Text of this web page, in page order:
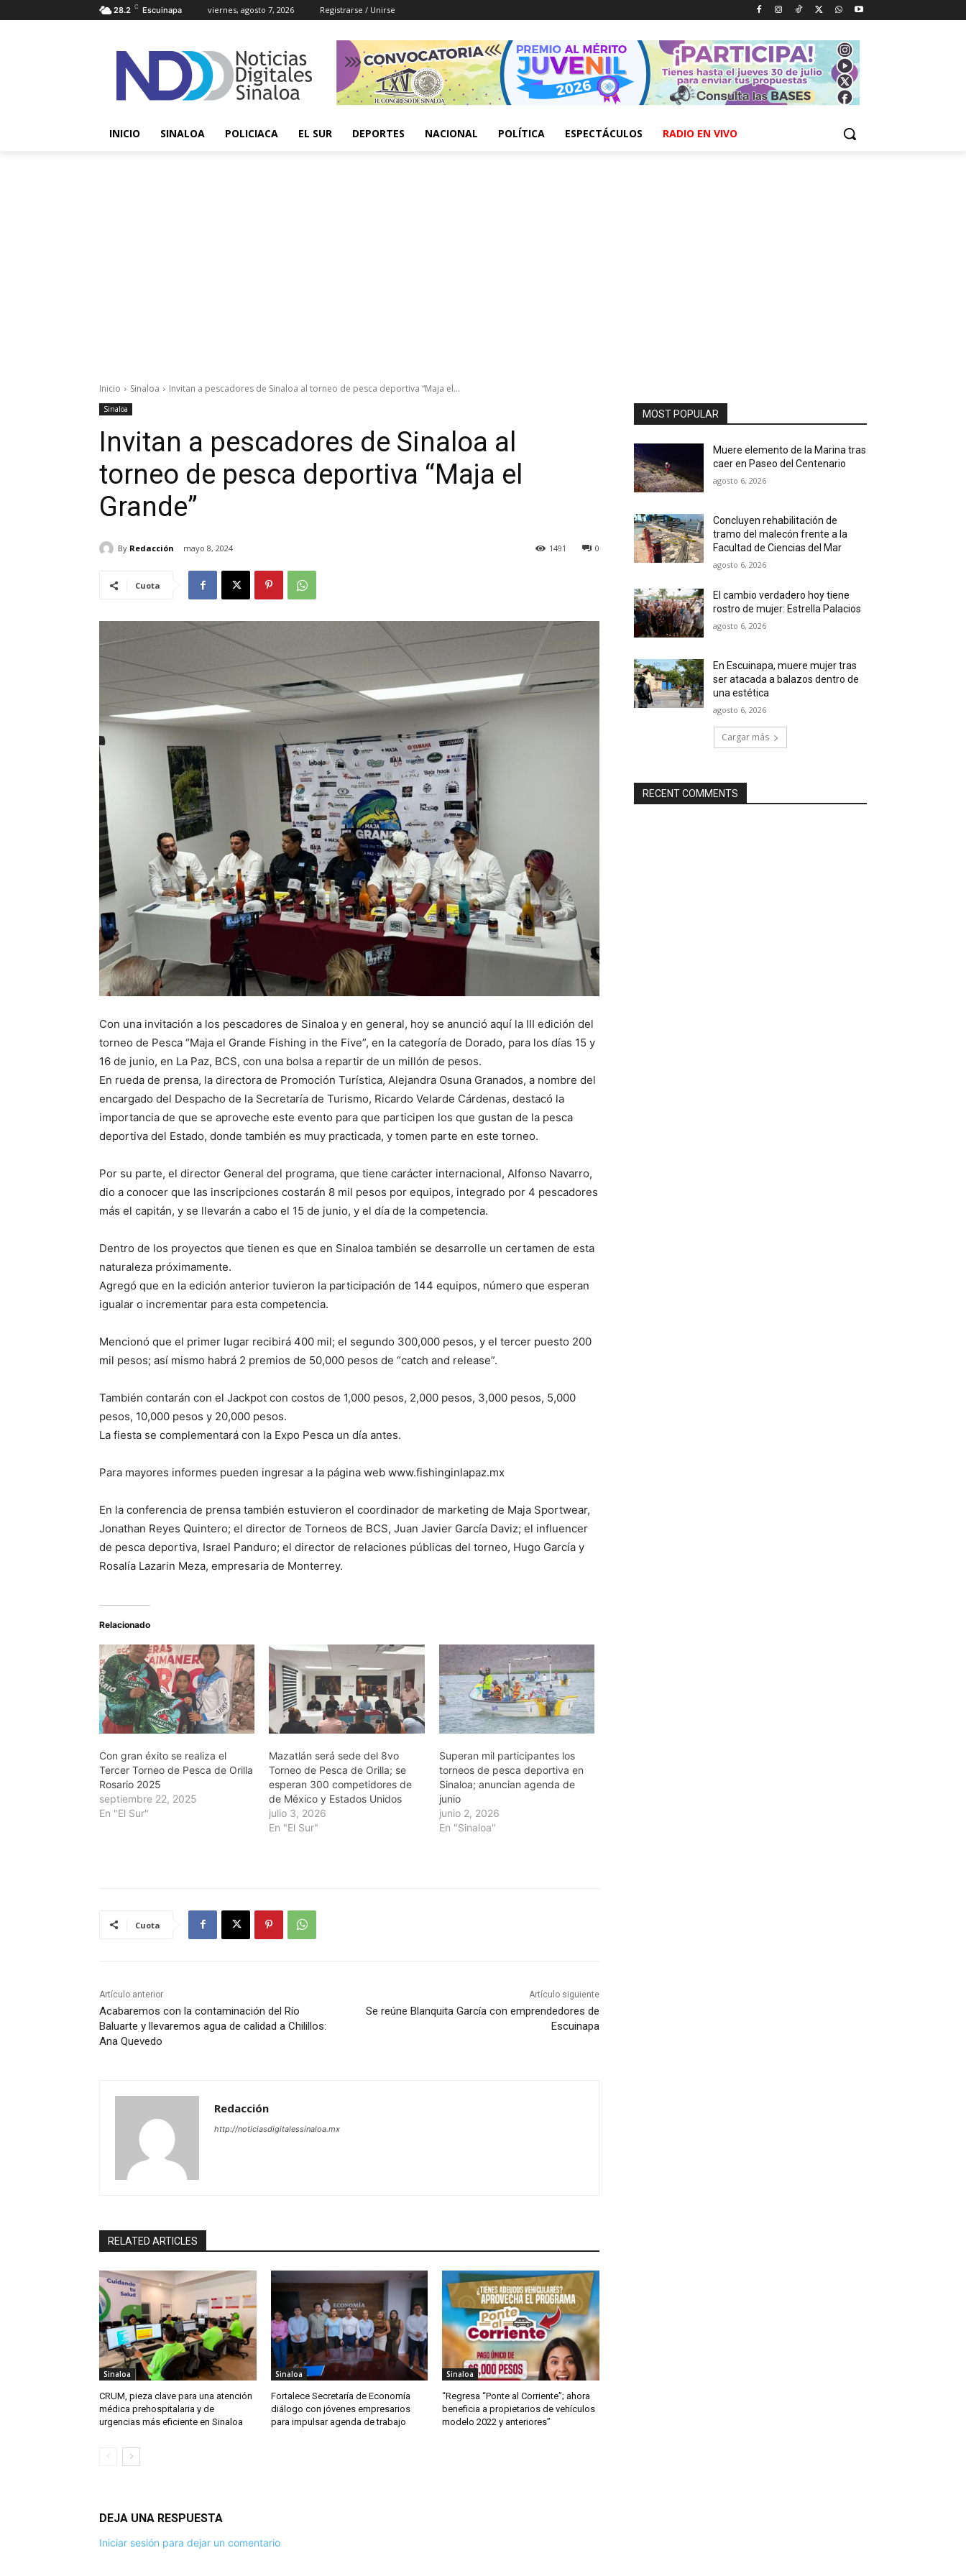
28.2 C Escuinapa viernes, agosto 7, 2026 Registrarse / Unirse
INICIO SINALOA POLICIACA EL SUR DEPORTES NACIONAL POLÍTICA ESPECTÁCULOS RADIO EN VIVO
Inicio Sinaloa Invitan a pescadores de Sinaloa al torneo de pesca deportiva “Maja el...
Sinaloa
Invitan a pescadores de Sinaloa al
torneo de pesca deportiva “Maja el
Grande”
By Redacción mayo 8, 2024 0
1491
Cuota
Con una invitación a los pescadores de Sinaloa y en general, hoy se anunció aquí la III edición del
torneo de Pesca “Maja el Grande Fishing in the Five”, en la categoría de Dorado, para los días 15 y
16 de junio, en La Paz, BCS, con una bolsa a repartir de un millón de pesos.
En rueda de prensa, la directora de Promoción Turística, Alejandra Osuna Granados, a nombre del
encargado del Despacho de la Secretaría de Turismo, Ricardo Velarde Cárdenas, destacó la
importancia de que se aproveche este evento para que participen los que gustan de la pesca
deportiva del Estado, donde también es muy practicada, y tomen parte en este torneo.
Por su parte, el director General del programa, que tiene carácter internacional, Alfonso Navarro,
dio a conocer que las inscripciones costarán 8 mil pesos por equipos, integrado por 4 pescadores
más el capitán, y se llevarán a cabo el 15 de junio, y el día de la competencia.
Dentro de los proyectos que tienen es que en Sinaloa también se desarrolle un certamen de esta
naturaleza próximamente.
Agregó que en la edición anterior tuvieron la participación de 144 equipos, número que esperan
igualar o incrementar para esta competencia.
Mencionó que el primer lugar recibirá 400 mil; el segundo 300,000 pesos, y el tercer puesto 200
mil pesos; así mismo habrá 2 premios de 50,000 pesos de “catch and release”.
También contarán con el Jackpot con costos de 1,000 pesos, 2,000 pesos, 3,000 pesos, 5,000
pesos, 10,000 pesos y 20,000 pesos.
La fiesta se complementará con la Expo Pesca un día antes.
Para mayores informes pueden ingresar a la página web www.fishinginlapaz.mx
En la conferencia de prensa también estuvieron el coordinador de marketing de Maja Sportwear,
Jonathan Reyes Quintero; el director de Torneos de BCS, Juan Javier García Daviz; el influencer
de pesca deportiva, Israel Panduro; el director de relaciones públicas del torneo, Hugo García y
Rosalía Lazarin Meza, empresaria de Monterrey.
Relacionado
Con gran éxito se realiza el
Tercer Torneo de Pesca de Orilla
Rosario 2025
septiembre 22, 2025
En "El Sur"
Mazatlán será sede del 8vo
Torneo de Pesca de Orilla; se
esperan 300 competidores de
de México y Estados Unidos
julio 3, 2026
En "El Sur"
Superan mil participantes los
torneos de pesca deportiva en
Sinaloa; anuncian agenda de
junio
junio 2, 2026
En "Sinaloa"
Cuota
Artículo anterior
Acabaremos con la contaminación del Río
Baluarte y llevaremos agua de calidad a Chilillos:
Ana Quevedo
Artículo siguiente
Se reúne Blanquita García con emprendedores de
Escuinapa
Redacción
http://noticiasdigitalessinaloa.mx
RELATED ARTICLES
Sinaloa
CRUM, pieza clave para una atención
médica prehospitalaria y de
urgencias más eficiente en Sinaloa
Sinaloa
Fortalece Secretaría de Economía
diálogo con jóvenes empresarios
para impulsar agenda de trabajo
Sinaloa
“Regresa “Ponte al Corriente”; ahora
beneficia a propietarios de vehículos
modelo 2022 y anteriores”
DEJA UNA RESPUESTA
Iniciar sesión para dejar un comentario
MOST POPULAR
Muere elemento de la Marina tras
caer en Paseo del Centenario
agosto 6, 2026
Concluyen rehabilitación de
tramo del malecón frente a la
Facultad de Ciencias del Mar
agosto 6, 2026
El cambio verdadero hoy tiene
rostro de mujer: Estrella Palacios
agosto 6, 2026
En Escuinapa, muere mujer tras
ser atacada a balazos dentro de
una estética
agosto 6, 2026
Cargar más
RECENT COMMENTS